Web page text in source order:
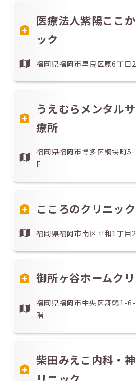
医療法人紫陽ここ
ック
福岡県福岡市早良区原6丁目
うえむらメンタル
療所
福岡県福岡市博多区綱場町
F
こころのクリニッ
福岡県福岡市南区平和1丁目
御所ヶ谷ホームク
福岡県福岡市中央区舞鶴1-
階
柴田みえこ内科・